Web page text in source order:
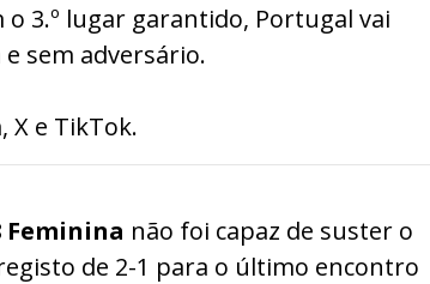
3.º lugar garantido, Portugal vai
sem adversário.
, X e TikTok.
Feminina não foi capaz de suster o
de 2-1 para o último encontro